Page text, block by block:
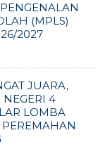
(MPLS)
2027
JUARA,
NEGERI 4
LOMBA